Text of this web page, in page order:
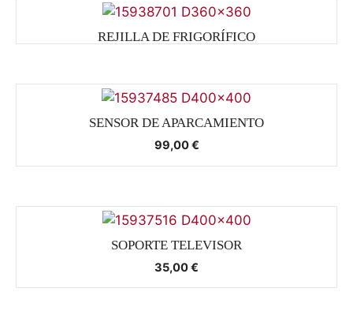
REJILLA DE FRIGORÍFICO
SENSOR DE APARCAMIENTO
99,00€
SOPORTE TELEVISOR
35,00€